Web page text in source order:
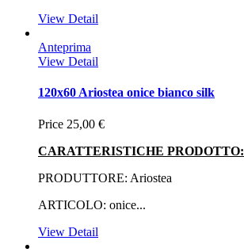
View Detail
Anteprima
View Detail
120x60 Ariostea onice bianco silk
Price 25,00 €
CARATTERISTICHE PRODOTTO:
PRODUTTORE: Ariostea
ARTICOLO: onice...
View Detail